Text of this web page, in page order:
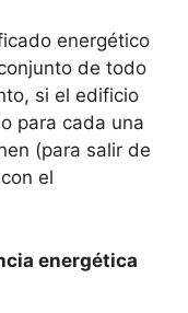
energético
de todo
si el edificio
para cada una
(para salir de
el
energética